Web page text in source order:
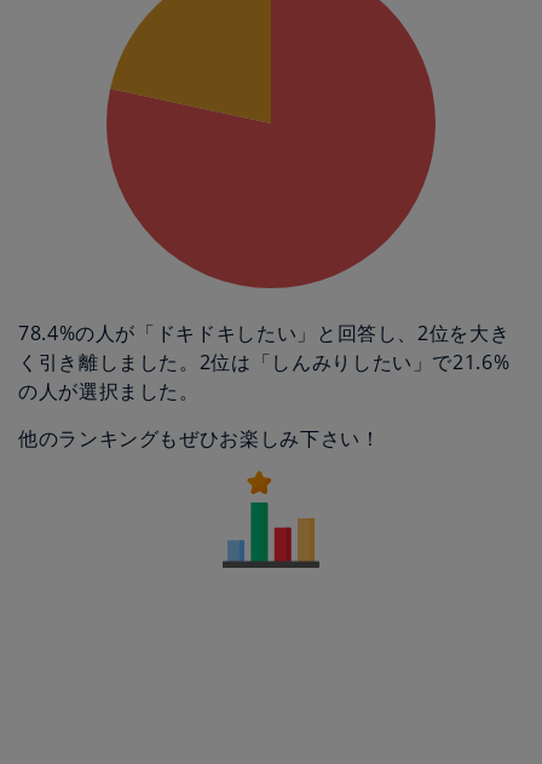
78.4%の人が「ドキドキしたい」と回答し、2位を大き
く引き離しました。2位は「しんみりしたい」で21.6%
の人が選択ました。
他のランキングもぜひお楽しみ下さい！